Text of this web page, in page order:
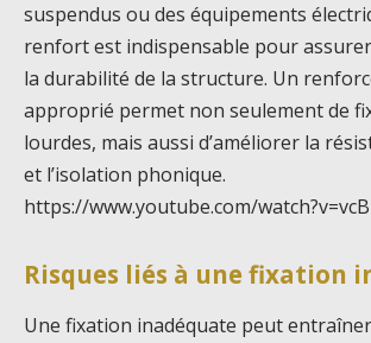
suspendus ou des équipements
renfort est indispensable pour
la durabilité de la structure. Un
approprié permet non seulement de
lourdes, mais aussi d’améliorer la
et l’isolation phonique.
https://www.youtube.com/
Risques liés à une fixation
Une fixation inadéquate peut